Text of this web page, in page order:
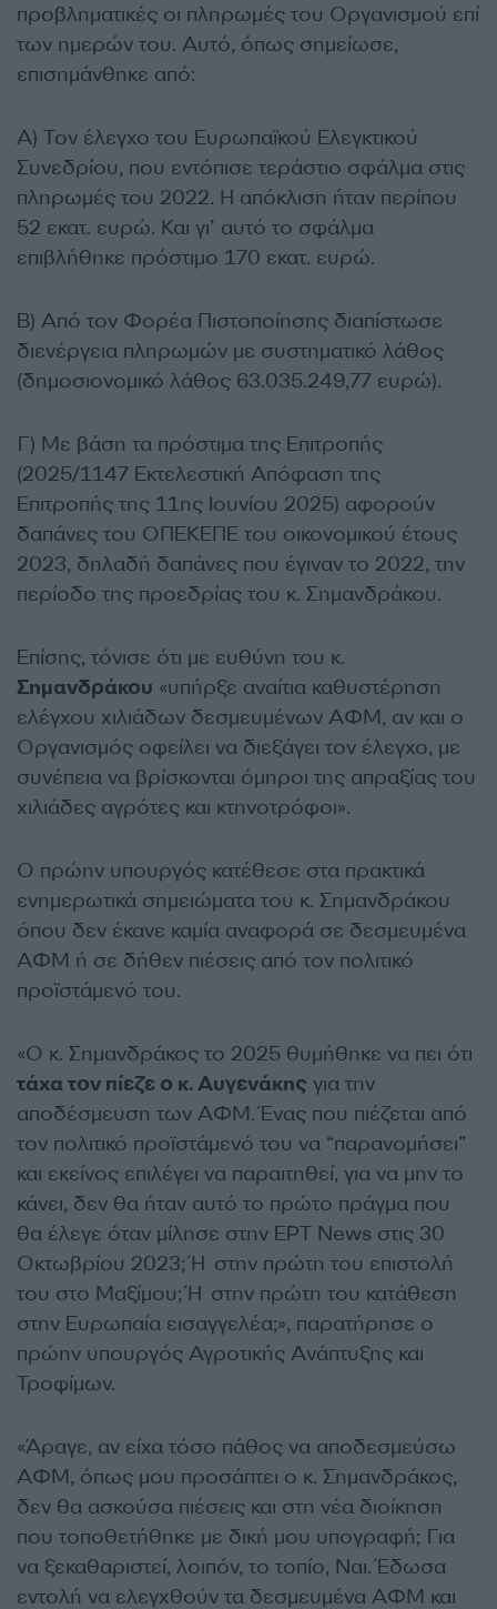
προβληματικές οι πληρωμές του Οργανισμού επί
των ημερών του. Αυτό, όπως σημείωσε,
επισημάνθηκε από:
Α) Τον έλεγχο του Ευρωπαϊκού Ελεγκτικού
Συνεδρίου, που εντόπισε τεράστιο σφάλμα στις
πληρωμές του 2022. Η απόκλιση ήταν περίπου
52 εκατ. ευρώ. Και γι’ αυτό το σφάλμα
επιβλήθηκε πρόστιμο 170 εκατ. ευρώ.
Β) Από τον Φορέα Πιστοποίησης διαπίστωσε
διενέργεια πληρωμών με συστηματικό λάθος
(δημοσιονομικό λάθος 63.035.249,77 ευρώ).
Γ) Με βάση τα πρόστιμα της Επιτροπής
(2025/1147 Εκτελεστική Απόφαση της
Επιτροπής της 11ης Ιουνίου 2025) αφορούν
δαπάνες του ΟΠΕΚΕΠΕ του οικονομικού έτους
2023, δηλαδή δαπάνες που έγιναν το 2022, την
περίοδο της προεδρίας του κ. Σημανδράκου.
Επίσης, τόνισε ότι με ευθύνη του κ.
Σημανδράκου «υπήρξε αναίτια καθυστέρηση
ελέγχου χιλιάδων δεσμευμένων ΑΦΜ, αν και ο
Οργανισμός οφείλει να διεξάγει τον έλεγχο, με
συνέπεια να βρίσκονται όμηροι της απραξίας του
χιλιάδες αγρότες και κτηνοτρόφοι».
Ο πρώην υπουργός κατέθεσε στα πρακτικά
ενημερωτικά σημειώματα του κ. Σημανδράκου
όπου δεν έκανε καμία αναφορά σε δεσμευμένα
ΑΦΜ ή σε δήθεν πιέσεις από τον πολιτικό
προϊστάμενό του.
«Ο κ. Σημανδράκος το 2025 θυμήθηκε να πει ότι
τάχα τον πίεζε ο κ. Αυγενάκης για την
αποδέσμευση των ΑΦΜ. Ένας που πιέζεται από
τον πολιτικό προϊστάμενό του να “παρανομήσει”
και εκείνος επιλέγει να παραιτηθεί, για να μην το
κάνει, δεν θα ήταν αυτό το πρώτο πράγμα που
θα έλεγε όταν μίλησε στην ΕΡΤ News στις 30
Οκτωβρίου 2023; Ή στην πρώτη του επιστολή
του στο Μαξίμου; Ή στην πρώτη του κατάθεση
στην Ευρωπαία εισαγγελέα;», παρατήρησε ο
πρώην υπουργός Αγροτικής Ανάπτυξης και
Τροφίμων.
«Άραγε, αν είχα τόσο πάθος να αποδεσμεύσω
ΑΦΜ, όπως μου προσάπτει ο κ. Σημανδράκος,
δεν θα ασκούσα πιέσεις και στη νέα διοίκηση
που τοποθετήθηκε με δική μου υπογραφή; Για
να ξεκαθαριστεί, λοιπόν, το τοπίο, Ναι. Έδωσα
εντολή να ελεγχθούν τα δεσμευμένα ΑΦΜ και